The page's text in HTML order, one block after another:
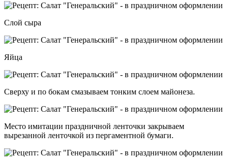
Слой сыра
Яйца
Сверху и по бокам смазываем тонким слоем майонеза.
Место имитации праздничной ленточки закрываем
вырезанной ленточкой из пергаментной бумаги.